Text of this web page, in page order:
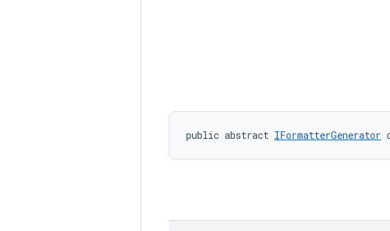
public abstract IFormatterGenerator